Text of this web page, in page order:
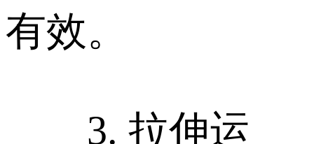
有效。
3. 拉伸运